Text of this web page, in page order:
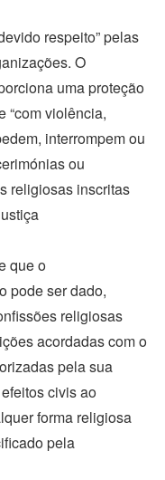
respeito” pelas
O
uma proteção
“com violência,
interrompem ou
ou
religiosas inscritas
que o
pode ser dado,
religiosas
acordadas com o
pela sua
civis ao
forma religiosa
pela